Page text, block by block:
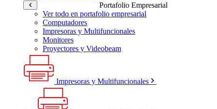
Portafolio Empresarial
Ver todo en portafolio empresarial
Computadores
Impresoras y Multifuncionales
Monitores
Proyectores y Videobeam
Impresoras y Multifuncionales